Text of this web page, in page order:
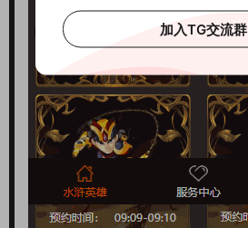
加入TG交流群